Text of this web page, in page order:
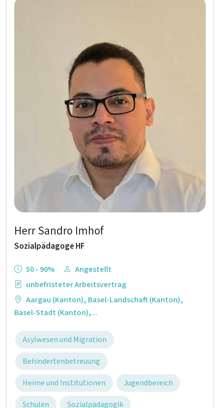
Herr Sandro Imhof
Sozialpädagoge HF
50 - 90%
Angestellt
unbefristeter Arbeitsvertrag
Aargau (Kanton), Basel-Landschaft (Kanton),
Basel-Stadt (Kanton),...
Asylwesen und Migration
Behindertenbetreuung
Heime und Institutionen
Jugendbereich
Schulen
Sozialpädagogik